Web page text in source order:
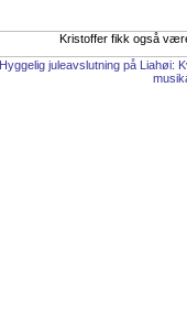
Kristoffer fikk også